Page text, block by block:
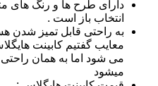
دارای طرح ها و رنگ
انتخاب باز است .
به راحتی قابل تمیز شدن
معایب گفتیم کابینت
می شود اما به همان راحتی
میشود